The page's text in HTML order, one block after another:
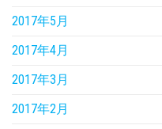
2017年5月
2017年4月
2017年3月
2017年2月